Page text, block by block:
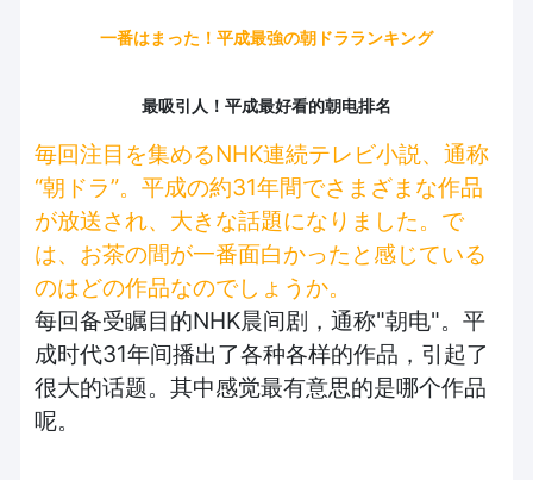
一番はまった！平成最強の朝ドラランキング
最吸引人！平成最好看的朝电排名
毎回注目を集めるNHK連続テレビ小説、通称
“朝ドラ”。平成の約31年間でさまざまな作品
が放送され、大きな話題になりました。で
は、お茶の間が一番面白かったと感じている
のはどの作品なのでしょうか。
每回备受瞩目的NHK晨间剧，通称"朝电"。平
成时代31年间播出了各种各样的作品，引起了
很大的话题。其中感觉最有意思的是哪个作品
呢。